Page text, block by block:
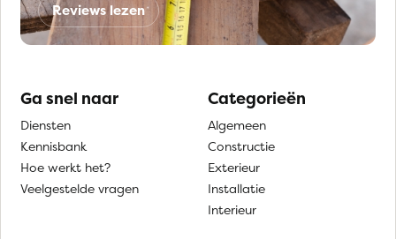
Reviews lezen
Ga snel naar
Diensten
Kennisbank
Hoe werkt het?
Veelgestelde vragen
Categorieën
Algemeen
Constructie
Exterieur
Installatie
Interieur